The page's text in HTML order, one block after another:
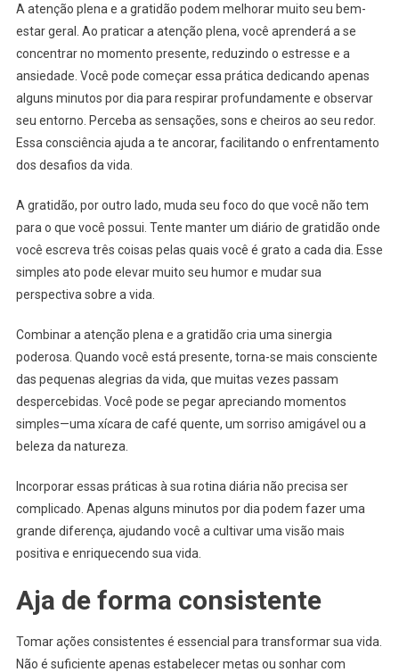
A atenção plena e a gratidão podem melhorar muito seu bem-
estar geral. Ao praticar a atenção plena, você aprenderá a se
concentrar no momento presente, reduzindo o estresse e a
ansiedade. Você pode começar essa prática dedicando apenas
alguns minutos por dia para respirar profundamente e observar
seu entorno. Perceba as sensações, sons e cheiros ao seu redor.
Essa consciência ajuda a te ancorar, facilitando o enfrentamento
dos desafios da vida.
A gratidão, por outro lado, muda seu foco do que você não tem
para o que você possui. Tente manter um diário de gratidão onde
você escreva três coisas pelas quais você é grato a cada dia. Esse
simples ato pode elevar muito seu humor e mudar sua
perspectiva sobre a vida.
Combinar a atenção plena e a gratidão cria uma sinergia
poderosa. Quando você está presente, torna-se mais consciente
das pequenas alegrias da vida, que muitas vezes passam
despercebidas. Você pode se pegar apreciando momentos
simples—uma xícara de café quente, um sorriso amigável ou a
beleza da natureza.
Incorporar essas práticas à sua rotina diária não precisa ser
complicado. Apenas alguns minutos por dia podem fazer uma
grande diferença, ajudando você a cultivar uma visão mais
positiva e enriquecendo sua vida.
Aja de forma consistente
Tomar ações consistentes é essencial para transformar sua vida.
Não é suficiente apenas estabelecer metas ou sonhar com